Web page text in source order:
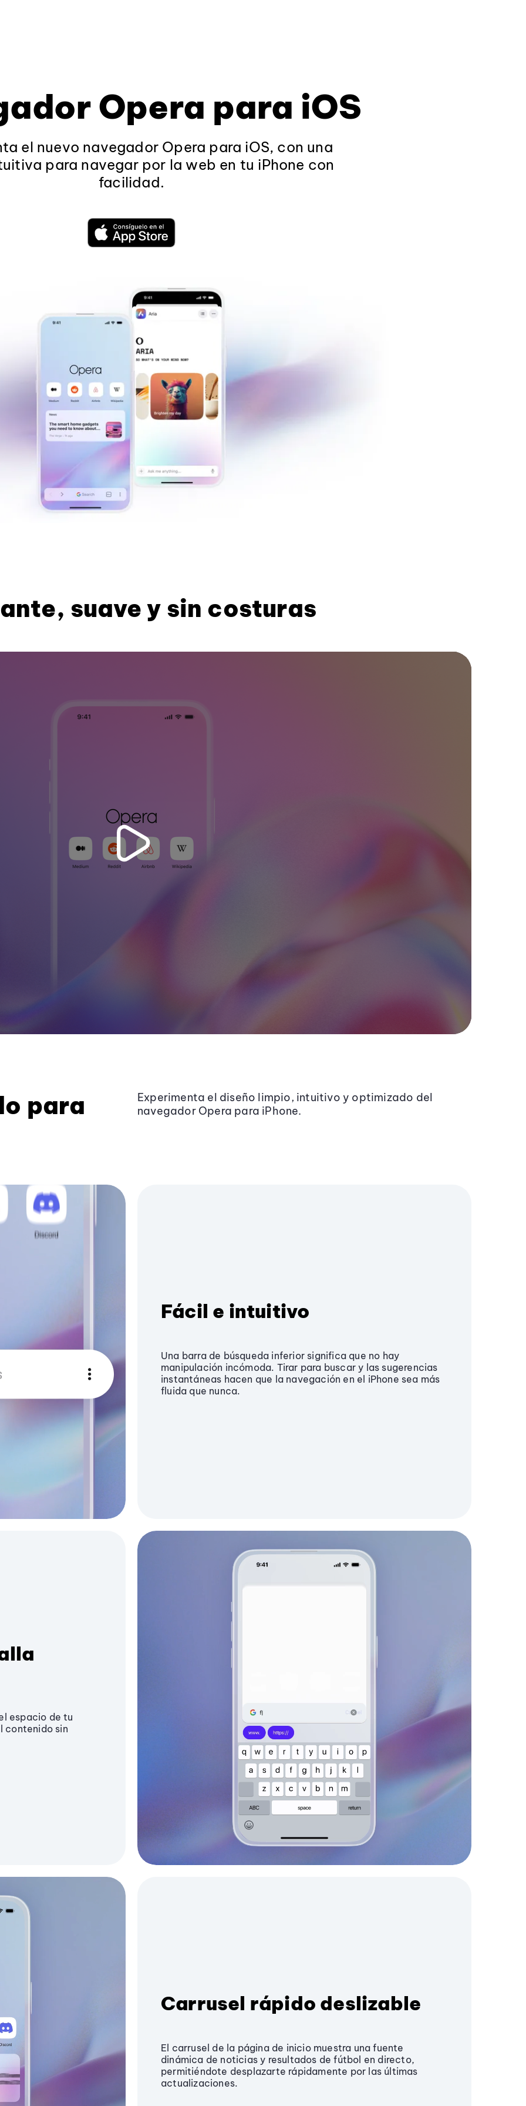
Opera para iOS
el nuevo navegador Opera para iOS, con una
para navegar por la web en tu iPhone con
facilidad.
suave y sin costuras
para
Experimenta el diseño limpio, intuitivo y optimizado del
navegador Opera para iPhone.
Fácil e intuitivo
Una barra de búsqueda inferior significa que no hay
manipulación incómoda. Tirar para buscar y las sugerencias
instantáneas hacen que la navegación en el iPhone sea más
fluida que nunca.
espacio de tu
contenido sin
Carrusel rápido deslizable
El carrusel de la página de inicio muestra una fuente
dinámica de noticias y resultados de fútbol en directo,
permitiéndote desplazarte rápidamente por las últimas
actualizaciones.